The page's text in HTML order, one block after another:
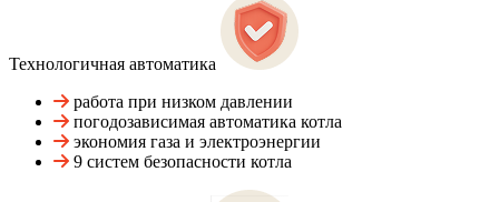
Технологичная автоматика
работа при низком давлении
погодозависимая автоматика котла
экономия газа и электроэнергии
9 систем безопасности котла